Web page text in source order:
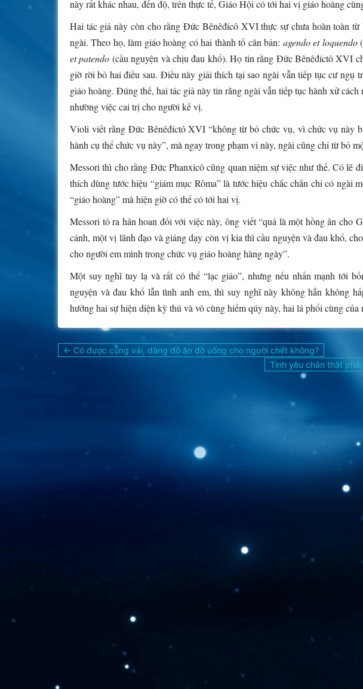
này rất khác nhau, đến độ, trên thực tế, Giáo Hội có tới hai vị giáo hoàng
Hai tác giả này còn cho rằng Đức Bênêđícô XVI thực sự chưa hoàn toàn
ngài. Theo họ, làm giáo hoàng có hai thành tố căn bản: agendo et loquendo
et patendo (cầu nguyện và chịu đau khổ). Họ tin rằng Đức Bênêđíctô XVI
giờ rời bỏ hai điều sau. Điều này giải thích tại sao ngài vẫn tiếp tục cư ngụ
giáo hoàng. Đúng thế, hai tác giả này tin rằng ngài vẫn tiếp tục hành xử
nhường việc cai trị cho người kế vị.
Violi viết rằng Đức Bênêđíctô XVI “không từ bỏ chức vụ, vì chức vụ này
hành cụ thể chức vụ này”, mà ngay trong phạm vi này, ngài cũng chỉ từ bỏ
Messori thì cho rằng Đức Phanxicô cũng quan niệm sự việc như thế. Có lẽ
thích dùng tước hiệu “giám mục Rôma” là tước hiệu chắc chắn chỉ có ngài
“giáo hoàng” mà hiện giờ có thể có tới hai vị.
Messori tỏ ra hân hoan đối với việc này, ông viết “quả là một hồng ân cho
cánh, một vị lãnh đạo và giảng dạy còn vị kia thì cầu nguyện và đau khổ,
cho người em mình trong chức vụ giáo hoàng hàng ngày”.
Một suy nghĩ tuy lạ và rất có thể “lạc giáo”, nhưng nếu nhấn mạnh tới
nguyện và đau khổ lẫn tình anh em, thì suy nghĩ này không hẳn không
hưởng hai sự hiện diện kỳ thú và vô cùng hiếm qúy này, hai lá phổi cùng
Điều
hướng
← Có được cúng vái, dâng đồ ăn đồ uống cho người chết không?
Tình yêu chân thật